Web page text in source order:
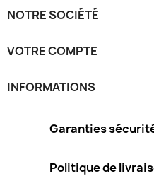
NOTRE SOCIÉTÉ
VOTRE COMPTE
INFORMATIONS
Garanties
Politique de